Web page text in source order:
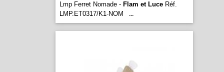
Lmp Ferret Nomade - Flam et LuceRéf.
LMP.ET0317/K1-NOM
...